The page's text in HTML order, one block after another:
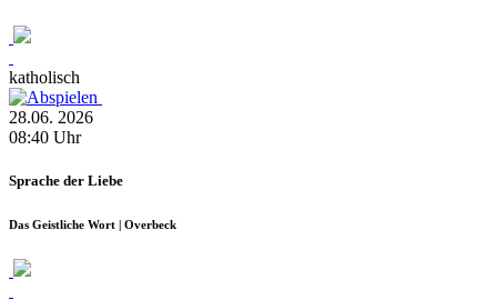
katholisch
28.06. 2026
08:40 Uhr
Sprache der Liebe
Das Geistliche Wort | Overbeck